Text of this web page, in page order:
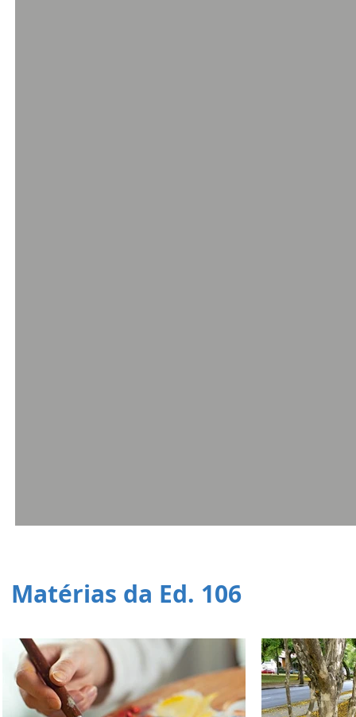
Matérias da Ed. 106